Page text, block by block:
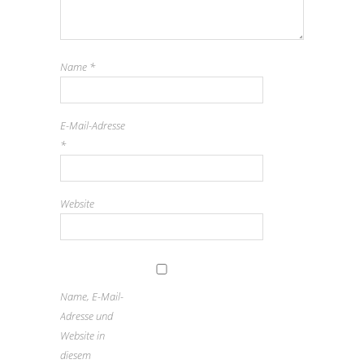
Name *
E-Mail-Adresse
*
Website
Name, E-Mail-
Adresse und
Website in
diesem